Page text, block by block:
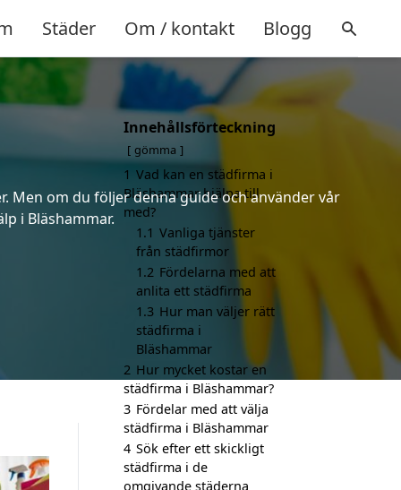
Städer Om / kontakt Blogg
om du följer denna guide och använder vår
i Bläshammar.
Innehållsförteckning
gömma
1 Vad kan en städfirma i
Bläshammar hjälpa till
med?
1.1 Vanliga tjänster
från städfirmor
1.2 Fördelarna med att
anlita ett städfirma
1.3 Hur man väljer rätt
städfirma i
Bläshammar
2 Hur mycket kostar en
städfirma i Bläshammar?
3 Fördelar med att välja
städfirma i Bläshammar
4 Sök efter ett skickligt
städfirma i de
omgivande städerna